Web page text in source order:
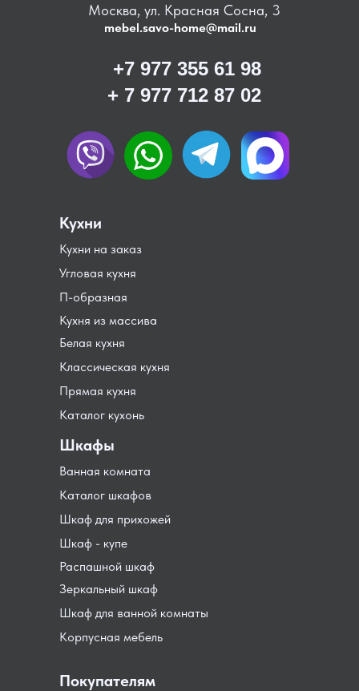
+ 7 977 712 87 02
Москва, ул. Красная Сосна, 3
+7 977 355 61 98
Распашной шкаф
Шкаф для прихожей
Шкаф - купе
Каталог шкафов
Шкаф для ванной комнаты
Зеркальный шкаф
Корпусная мебель
Ванная комната
Кухня из массива
Угловая кухня
Кухни на заказ
П-образная
Классическая кухня
Белая кухня
Покупателям
Кухни
Шкафы
Прямая кухня
Каталог кухонь
mebel.savo-home@mail.ru